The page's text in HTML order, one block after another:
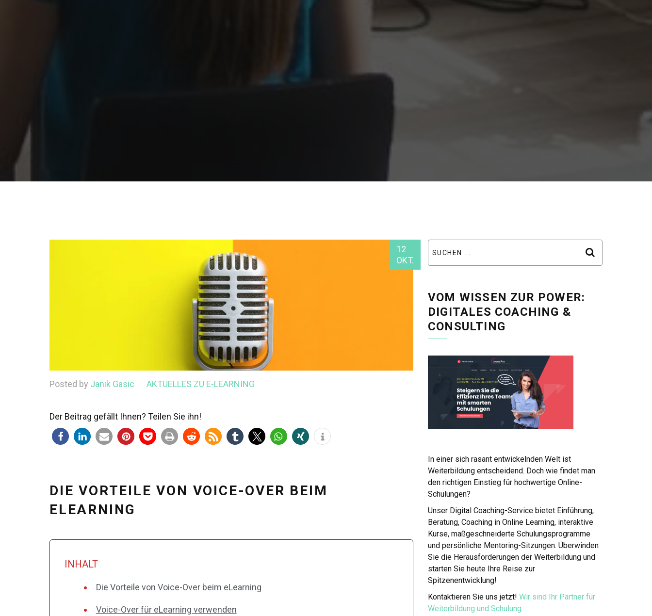
12
OKT.
Posted by Janik Gasic AKTUELLES ZU E-LEARNING
Der Beitrag gefällt Ihnen? Teilen Sie ihn!
DIE VORTEILE VON VOICE-OVER BEIM
ELEARNING
INHALT
Die Vorteile von Voice-Over beim eLearning
Voice-Over für eLearning verwenden
VOM WISSEN ZUR POWER:
DIGITALES COACHING &
CONSULTING
In einer sich rasant entwickelnden Welt ist
Weiterbildung entscheidend. Doch wie findet man
den richtigen Einstieg für hochwertige Online-
Schulungen?
Unser Digital Coaching-Service bietet Einführung,
Beratung, Coaching in Online Learning, interaktive
Kurse, maßgeschneiderte Schulungsprogramme
und persönliche Mentoring-Sitzungen. Überwinden
Sie die Herausforderungen der Weiterbildung und
starten Sie heute Ihre Reise zur
Spitzenentwicklung!
Kontaktieren Sie uns jetzt! Wir sind Ihr Partner für
Weiterbildung und Schulung.